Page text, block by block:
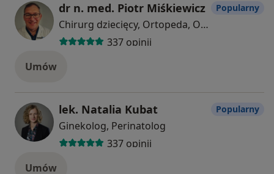
dr n. med. Piotr Miśkiewicz
Chirurg dziecięcy, Ortopeda, Ortopeda dziecięcy
337 opinii
Popularny
Umów
lek. Natalia Kubat
Ginekolog, Perinatolog
337 opinii
Popularny
Umów